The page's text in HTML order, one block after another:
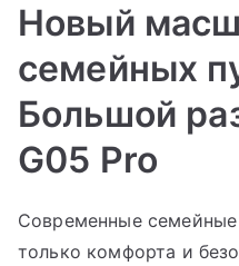
Новый
семейных
Большой
G05 Pro
Современные
только комфорта и